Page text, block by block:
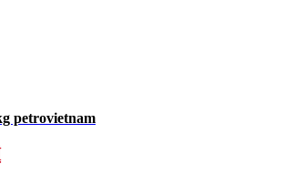
petrovietnam